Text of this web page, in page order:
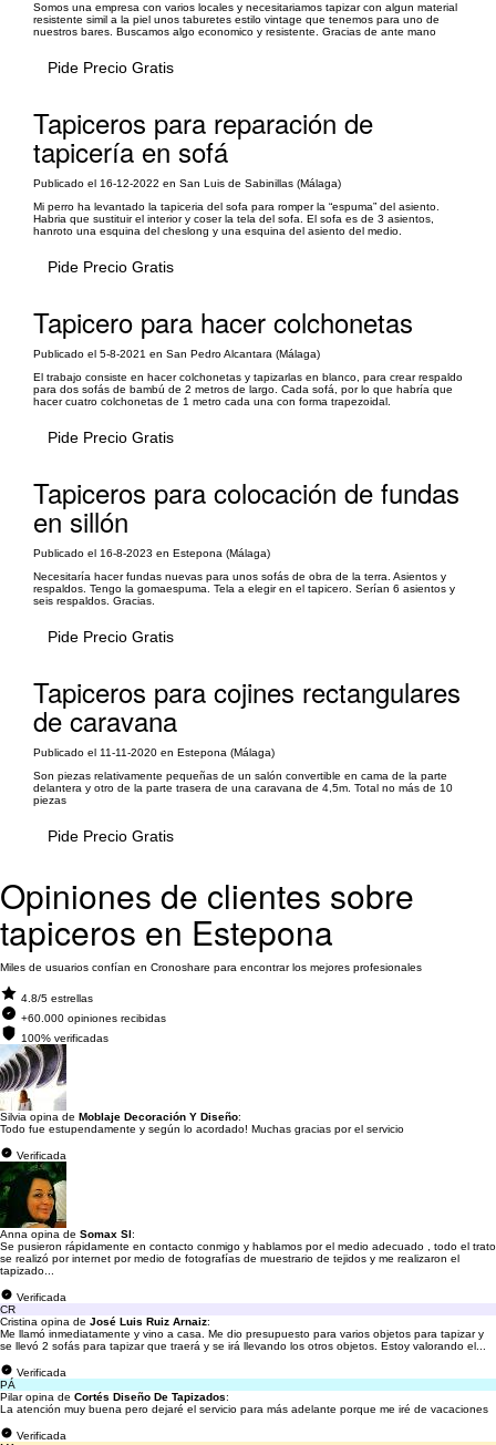
Somos una empresa con varios locales y necesitariamos tapizar con algun material
resistente simil a la piel unos taburetes estilo vintage que tenemos para uno de
nuestros bares. Buscamos algo economico y resistente. Gracias de ante mano
Pide Precio Gratis
Tapiceros para reparación de
tapicería en sofá
Publicado el 16-12-2022 en San Luis de Sabinillas (Málaga)
Mi perro ha levantado la tapiceria del sofa para romper la “espuma” del asiento.
Habria que sustituir el interior y coser la tela del sofa. El sofa es de 3 asientos,
hanroto una esquina del cheslong y una esquina del asiento del medio.
Pide Precio Gratis
Tapicero para hacer colchonetas
Publicado el 5-8-2021 en San Pedro Alcantara (Málaga)
El trabajo consiste en hacer colchonetas y tapizarlas en blanco, para crear respaldo
para dos sofás de bambú de 2 metros de largo. Cada sofá, por lo que habría que
hacer cuatro colchonetas de 1 metro cada una con forma trapezoidal.
Pide Precio Gratis
Tapiceros para colocación de fundas
en sillón
Publicado el 16-8-2023 en Estepona (Málaga)
Necesitaría hacer fundas nuevas para unos sofás de obra de la terra. Asientos y
respaldos. Tengo la gomaespuma. Tela a elegir en el tapicero. Serían 6 asientos y
seis respaldos. Gracias.
Pide Precio Gratis
Tapiceros para cojines rectangulares
de caravana
Publicado el 11-11-2020 en Estepona (Málaga)
Son piezas relativamente pequeñas de un salón convertible en cama de la parte
delantera y otro de la parte trasera de una caravana de 4,5m. Total no más de 10
piezas
Pide Precio Gratis
Opiniones de clientes sobre
tapiceros en Estepona
Miles de usuarios confían en Cronoshare para encontrar los mejores profesionales
4.8/5 estrellas
+60.000 opiniones recibidas
100% verificadas
Silvia opina de Moblaje Decoración Y Diseño:
Todo fue estupendamente y según lo acordado! Muchas gracias por el servicio
Verificada
Anna opina de Somax Sl:
Se pusieron rápidamente en contacto conmigo y hablamos por el medio adecuado , todo el trato
se realizó por internet por medio de fotografías de muestrario de tejidos y me realizaron el
tapizado...
Verificada
CR
Cristina opina de José Luis Ruiz Arnaiz:
Me llamó inmediatamente y vino a casa. Me dio presupuesto para varios objetos para tapizar y
se llevó 2 sofás para tapizar que traerá y se irá llevando los otros objetos. Estoy valorando el...
Verificada
PÁ
Pilar opina de Cortés Diseño De Tapizados:
La atención muy buena pero dejaré el servicio para más adelante porque me iré de vacaciones
Verificada